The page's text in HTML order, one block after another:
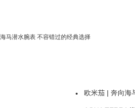
马潜水腕表 不容错过的经典选择
欧米茄 | 奔向海